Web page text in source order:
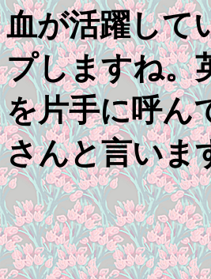
血が活躍して
プしますね。
を片手に呼ん
さんと言いま